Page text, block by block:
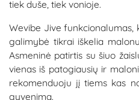
tiek duše, tiek vonioje.
Wevibe Jive
galimybė tikrai iškelia
Asmeninė patirtis su šiuo
vienas iš patogiausių ir
rekomenduoju jį tiems kas
gyvenimą.